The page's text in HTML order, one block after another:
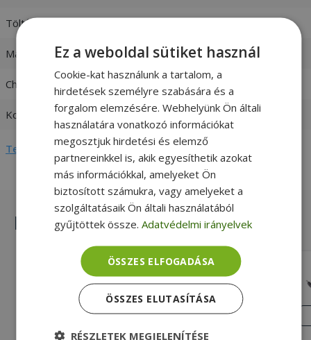
Töltő csatlakozója 3,0 x 1,0mm
Max. teljesítmény 45W
Charger output
Kompatibilitás Asus
Teljes adatlap megtekintése
Hasonló termékek
AVACOM 65W 7,4 x 5mm Octagonal
connector! , 19,5V
Új, 7,4 x 5mm - Octagonal connector!
Töltő csatlakozója, 65W Max.
11 090 Ft
Ez a weboldal sütiket használ
Cookie-kat használunk a tartalom, a
hirdetések személyre szabására és a
forgalom elemzésére. Webhelyünk Ön általi
használatára vonatkozó információkat
megosztjuk hirdetési és elemző
partnereinkkel is, akik egyesíthetik azokat
más információkkal, amelyeket Ön
biztosított számukra, vagy amelyeket a
szolgáltatásaik Ön általi használatából
gyűjtöttek össze. Adatvédelmi irányelvek
ÖSSZES ELFOGADÁSA
ÖSSZES ELUTASÍTÁSA
RÉSZLETEK MEGJELENÍTÉSE